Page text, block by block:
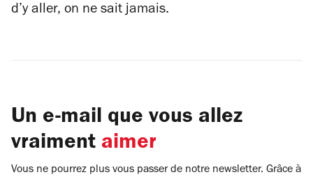
d’y aller, on ne sait jamais.
Un e-mail que vous allez
vraiment aimer
Vous ne pourrez plus vous passer de notre newsletter. Grâce à